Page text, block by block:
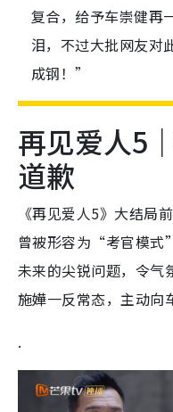
复合，给予车崇健再
泪，不过大批网友对
成钢！”
再见爱人5
道歉
《再见爱人5》大结
曾被形容为“考官模式
未来的尖锐问题，令气
施嬅一反常态，主动
.